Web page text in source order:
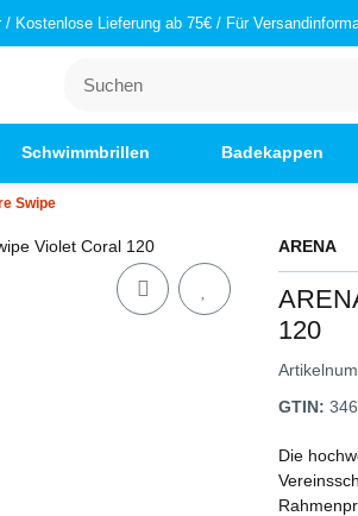
Kostenlose Lieferung ab 75€ / Für
Schwimmbrillen Badekappen
Swipe
ARENA
120
GTIN:
Die